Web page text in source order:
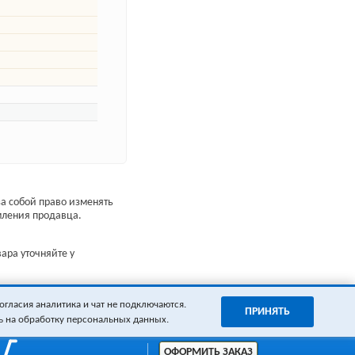
собой право изменять
продавца.
уточняйте у
ОФОРМИТЬ ЗАКАЗ
аналитика и чат не подключаются.
обработку персональных данных.
ПРИНЯТЬ